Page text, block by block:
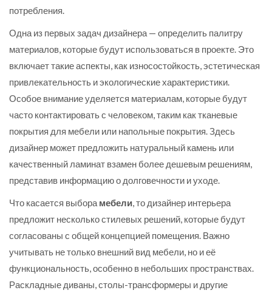
потребления.
Одна из первых задач дизайнера — определить палитру
материалов, которые будут использоваться в проекте. Это
включает такие аспекты, как износостойкость, эстетическая
привлекательность и экологические характеристики.
Особое внимание уделяется материалам, которые будут
часто контактировать с человеком, таким как тканевые
покрытия для мебели или напольные покрытия. Здесь
дизайнер может предложить натуральный камень или
качественный ламинат взамен более дешевым решениям,
представив информацию о долговечности и уходе.
Что касается выбора мебели, то дизайнер интерьера
предложит несколько стилевых решений, которые будут
согласованы с общей концепцией помещения. Важно
учитывать не только внешний вид мебели, но и её
функциональность, особенно в небольших пространствах.
Раскладные диваны, столы-трансформеры и другие